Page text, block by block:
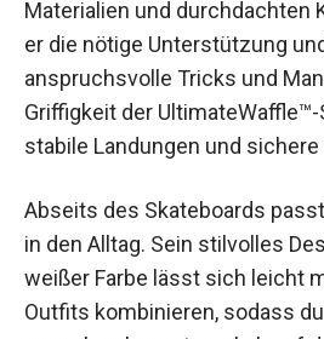
Kompromisse eingehen
hochwertigen Materialien und
Konstruktion bietet er die
und Flexibilität für
UltimateWaffle™-Sohle sorgt
Landungen und sichere
Abseits des Skateboards